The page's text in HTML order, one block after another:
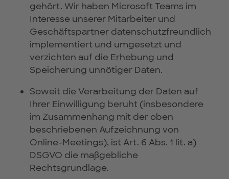
gehört. Wir haben Microsoft Teams im
Interesse unserer Mitarbeiter und
Geschäftspartner datenschutzfreundlich
implementiert und umgesetzt und
verzichten auf die Erhebung und
Speicherung unnötiger Daten.
Soweit die Verarbeitung der Daten auf
Ihrer Einwilligung beruht (insbesondere
im Zusammenhang mit der oben
beschriebenen Aufzeichnung von
Online-Meetings), ist Art. 6 Abs. 1 lit. a)
DSGVO die maßgebliche
Rechtsgrundlage.